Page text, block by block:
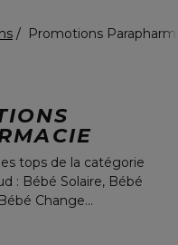
Promotions
tops de la catégorie
: Bébé Solaire, Bébé
Change...